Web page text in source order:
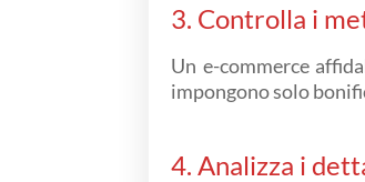
3. Controlla i
Un e-commerce
impongono solo
4. Analizza i